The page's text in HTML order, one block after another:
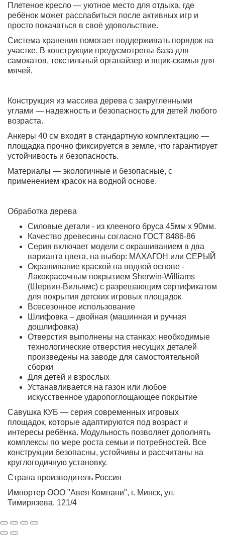
Плетеное кресло — уютное место для отдыха, где
ребёнок может расслабиться после активных игр и
просто покачаться в своё удовольствие.
Система хранения помогает поддерживать порядок на
участке. В конструкции предусмотрены база для
самокатов, текстильный органайзер и ящик-скамья для
мячей.
Конструкция из массива дерева с закругленными
углами — надежность и безопасность для детей любого
возраста.
Анкеры 40 см входят в стандартную комплектацию —
площадка прочно фиксируется в земле, что гарантирует
устойчивость и безопасность.
Материалы — экологичные и безопасные, с
применением красок на водной основе.
Обработка дерева
Силовые детали - из клееного бруса 45мм х 90мм.
Качество древесины согласно ГОСТ 8486-86
Серия включает модели с окрашиванием в два
варианта цвета, на выбор: МАХАГОН или СЕРЫЙ
Окрашивание краской на водной основе -
Лакокрасочным покрытием Sherwin-Williams
(Шервин-Вильямс) с разрешающим сертификатом
для покрытия детских игровых площадок
Всесезонное использование
Шлифовка – двойная (машинная и ручная
дошлифовка)
Отверстия выполнены на станках: необходимые
технологические отверстия несущих деталей
произведены на заводе для самостоятельной
сборки
Для детей и взрослых
Устанавливается на газон или любое
искусственное ударопоглощающее покрытие
Савушка КУБ — серия современных игровых
площадок, которые адаптируются под возраст и
интересы ребёнка. Модульность позволяет дополнять
комплексы по мере роста семьи и потребностей. Все
конструкции безопасны, устойчивы и рассчитаны на
круглогодичную установку.
Страна производитель Россия
Импортер ООО "Авея Компани", г. Минск, ул.
Тимирязева, 121/4